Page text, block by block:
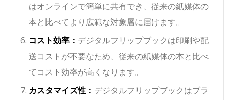
はオンラインで簡単に共有でき、従来の紙媒体の
本と比べてより広範な対象層に届けます。
コスト効率： デジタルフリップブックは印刷や配
送コストが不要なため、従来の紙媒体の本と比べ
てコスト効率が高くなります。
カスタマイズ性： デジタルフリップブックはブラ